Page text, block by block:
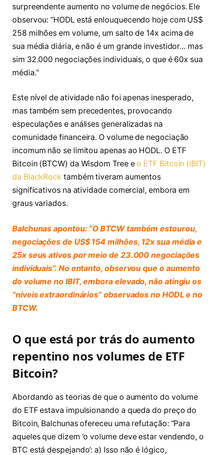
surpreendente aumento no volume de negócios. Ele
observou: “HODL está enlouquecendo hoje com US$
258 milhões em volume, um salto de 14x acima de
sua média diária, e não é um grande investidor… mas
sim 32.000 negociações individuais, o que é 60x sua
média.”
Este nível de atividade não foi apenas inesperado,
mas também sem precedentes, provocando
especulações e análises generalizadas na
comunidade financeira. O volume de negociação
incomum não se limitou apenas ao HODL. O ETF
Bitcoin (BTCW) da Wisdom Tree eo ETF Bitcoin (IBIT)
da BlackRock também tiveram aumentos
significativos na atividade comercial, embora em
graus variados.
Balchunas apontou: “O BTCW também estourou,
negociações de US$ 154 milhões, 12x sua média e
25x seus ativos por meio de 23.000 negociações
individuais”. No entanto, observou que o aumento
do volume no IBIT, embora elevado, não atingiu os
“níveis extraordinários” observados no HODL e no
BTCW.
O que está por trás do aumento
repentino nos volumes de ETF
Bitcoin?
Abordando as teorias de que o aumento do volume
do ETF estava impulsionando a queda do preço do
Bitcoin, Balchunas ofereceu uma refutação: “Para
aqueles que dizem ‘o volume deve estar vendendo, o
BTC está despejando’: a) Isso não é lógico,